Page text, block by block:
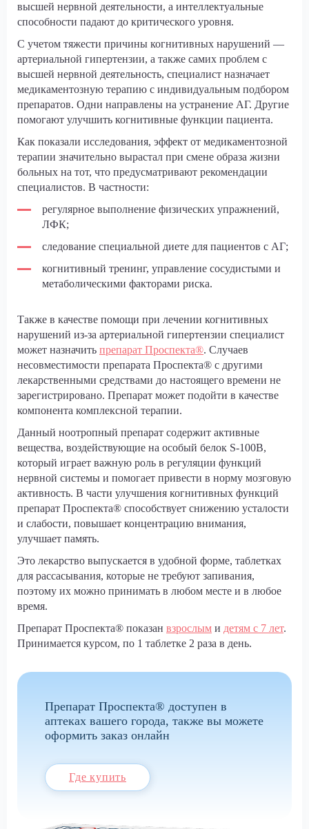
высшей нервной деятельности, а интеллектуальные
способности падают до критического уровня.
С учетом тяжести причины когнитивных нарушений —
артериальной гипертензии, а также самих проблем с
высшей нервной деятельность, специалист назначает
медикаментозную терапию с индивидуальным подбором
препаратов. Одни направлены на устранение АГ. Другие
помогают улучшить когнитивные функции пациента.
Как показали исследования, эффект от медикаментозной
терапии значительно вырастал при смене образа жизни
больных на тот, что предусматривают рекомендации
специалистов. В частности:
регулярное выполнение физических упражнений,
ЛФК;
следование специальной диете для пациентов с АГ;
когнитивный тренинг, управление сосудистыми и
метаболическими факторами риска.
Также в качестве помощи при лечении когнитивных
нарушений из-за артериальной гипертензии специалист
может назначить препарат Проспекта®. Случаев
несовместимости препарата Проспекта® с другими
лекарственными средствами до настоящего времени не
зарегистрировано. Препарат может подойти в качестве
компонента комплексной терапии.
Данный ноотропный препарат содержит активные
вещества, воздействующие на особый белок S-100В,
который играет важную роль в регуляции функций
нервной системы и помогает привести в норму мозговую
активность. В части улучшения когнитивных функций
препарат Проспекта® способствует снижению усталости
и слабости, повышает концентрацию внимания,
улучшает память.
Это лекарство выпускается в удобной форме, таблетках
для рассасывания, которые не требуют запивания,
поэтому их можно принимать в любом месте и в любое
время.
Препарат Проспекта® показан взрослым и детям с 7 лет.
Принимается курсом, по 1 таблетке 2 раза в день.
Препарат Проспекта® доступен в
аптеках вашего города, также вы можете
оформить заказ онлайн
Где купить